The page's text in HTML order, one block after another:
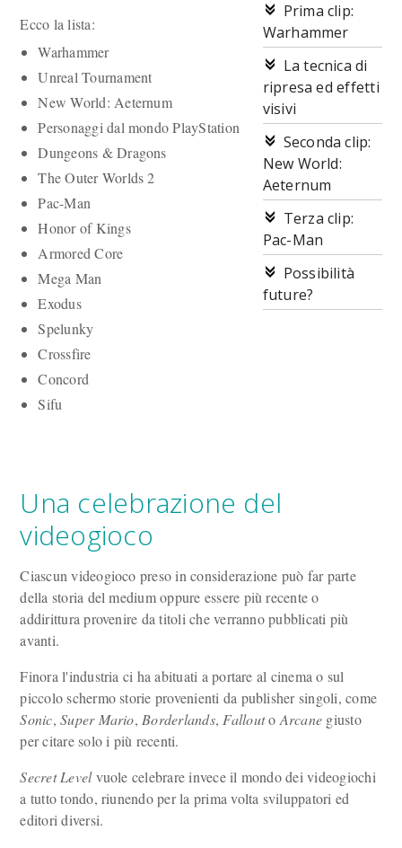
Prima clip:
Warhammer
La tecnica di
ripresa ed effetti
visivi
Seconda clip:
New World:
Aeternum
Terza clip:
Pac-Man
Possibilità
future?
Ecco la lista:
Warhammer
Unreal Tournament
New World: Aeternum
Personaggi dal mondo PlayStation
Dungeons & Dragons
The Outer Worlds 2
Pac-Man
Honor of Kings
Armored Core
Mega Man
Exodus
Spelunky
Crossfire
Concord
Sifu
Una celebrazione del
videogioco
Ciascun videogioco preso in considerazione può far parte
della storia del medium oppure essere più recente o
addirittura provenire da titoli che verranno pubblicati più
avanti.
Finora l'industria ci ha abituati a portare al cinema o sul
piccolo schermo storie provenienti da publisher singoli, come
Sonic,Super Mario, Borderlands, Fallouto Arcane giusto
per citare solo i più recenti.
Secret Levelvuole celebrare invece il mondo dei videogiochi
a tutto tondo, riunendo per la prima volta sviluppatori ed
editori diversi.